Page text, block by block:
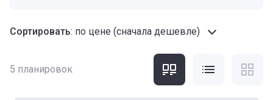
Сортировать: по цене (сначала дешевле)
5 планировок